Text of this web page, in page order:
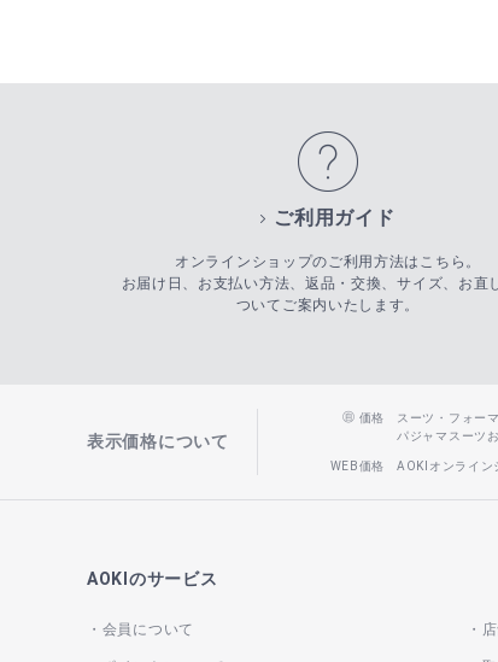
ご利用ガイド
オンラインショップのご利用方法はこちら。
お届け日、お支払い方法、返品・交換、サイズ、お直
ついてご案内いたします。
表示価格について
価格
スーツ・フォー
パジャマスーツ
WEB価格 AOKIオンライン
AOKIのサービス
会員について